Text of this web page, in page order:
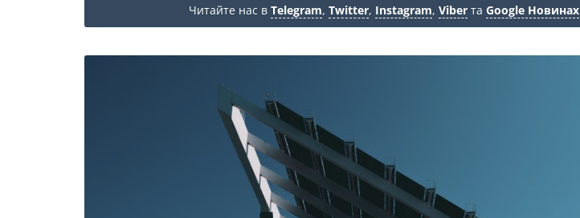
Читайте нас в Telegram, Twitter, Instagram, Viber та Google Новинах